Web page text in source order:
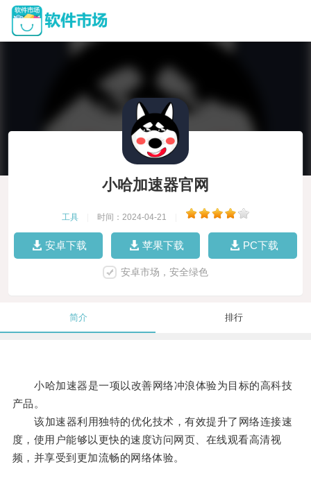
小哈加速器官网
工具 时间：2024-04-21
安卓下载 苹果下载 PC下载
安卓市场，安全绿色
简介 排行
小哈加速器是一项以改善网络冲浪体验为目标的高科技
产品。
该加速器利用独特的优化技术，有效提升了网络连接速
度，使用户能够以更快的速度访问网页、在线观看高清视
频，并享受到更加流畅的网络体验。